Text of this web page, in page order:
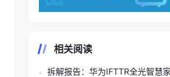
相关阅读
拆解报告：华为IFTTR全光智慧家